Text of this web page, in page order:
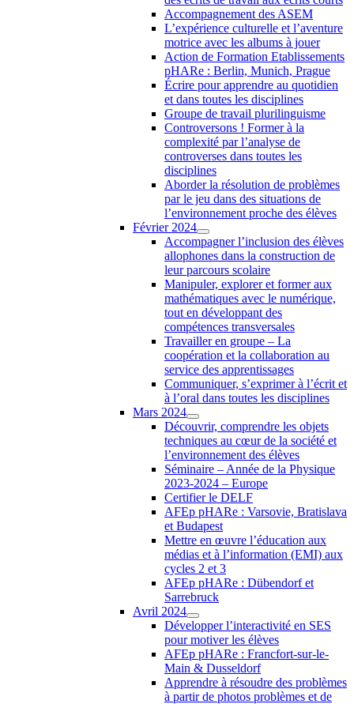
Accompagnement des ASEM
L’expérience culturelle et l’aventure
motrice avec les albums à jouer
Action de Formation Etablissements
pHARe : Berlin, Munich, Prague
Écrire pour apprendre au quotidien
et dans toutes les disciplines
Groupe de travail plurilinguisme
Controversons ! Former à la
complexité par l’analyse de
controverses dans toutes les
disciplines
Aborder la résolution de problèmes
par le jeu dans des situations de
l’environnement proche des élèves
Février 2024
Accompagner l’inclusion des élèves
allophones dans la construction de
leur parcours scolaire
Manipuler, explorer et former aux
mathématiques avec le numérique,
tout en développant des
compétences transversales
Travailler en groupe – La
coopération et la collaboration au
service des apprentissages
Communiquer, s’exprimer à l’écrit et
à l’oral dans toutes les disciplines
Mars 2024
Découvrir, comprendre les objets
techniques au cœur de la société et
l’environnement des élèves
Séminaire – Année de la Physique
2023-2024 – Europe
Certifier le DELF
AFEp pHARe : Varsovie, Bratislava
et Budapest
Mettre en œuvre l’éducation aux
médias et à l’information (EMI) aux
cycles 2 et 3
AFEp pHARe : Dübendorf et
Sarrebruck
Avril 2024
Développer l’interactivité en SES
pour motiver les élèves
AFEp pHARe : Francfort-sur-le-
Main & Dusseldorf
Apprendre à résoudre des problèmes
à partir de photos problèmes et de